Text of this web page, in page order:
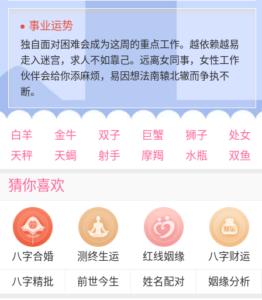
事业运势
独自面对困难会成为这周的重点工作。越依赖越易
走入迷宫，求人不如靠己。远离女同事，女性工作
伙伴会给你添麻烦，易因想法南辕北辙而争执不
断。
白羊 金牛 双子 巨蟹 狮子
处女
天秤
天蝎 射手 摩羯 水瓶 双鱼
猜你喜欢
八字合婚 测终生运 红线姻缘 八字财运
八字精批 前世今生 姓名配对 姻缘分析